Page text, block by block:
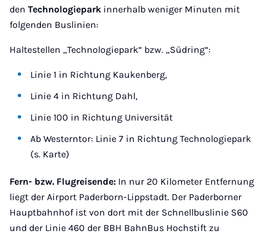
den Technologiepark innerhalb weniger Minuten mit
folgenden Buslinien:
Haltestellen „Technologiepark“ bzw. „Südring“:
Linie 1 in Richtung Kaukenberg,
Linie 4 in Richtung Dahl,
Linie 100 in Richtung Universität
Ab Westerntor: Linie 7 in Richtung Technologiepark
(s. Karte)
Fern- bzw. Flugreisende: In nur 20 Kilometer Entfernung
liegt der Airport Paderborn-Lippstadt. Der Paderborner
Hauptbahnhof ist von dort mit der Schnellbuslinie S60
und der Linie 460 der BBH BahnBus Hochstift zu